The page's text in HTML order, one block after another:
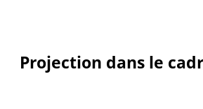
Projection dans le